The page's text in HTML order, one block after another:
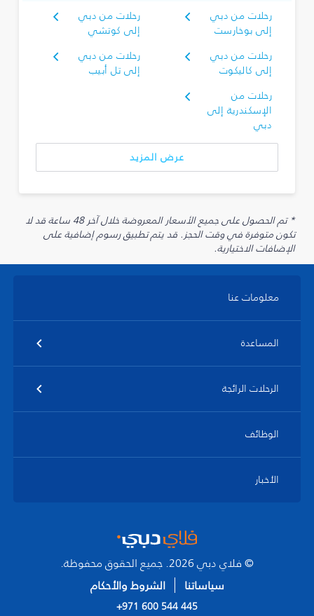
رحلات من دبي
إلى بوخارست
رحلات من دبي
إلى كوتشي
رحلات من دبي
إلى كاليكوت
رحلات من دبي
إلى تل أبيب
رحلات من
الإسكندرية إلى
دبي
عرض المزيد
* تم الحصول على جميع الأسعار المعروضة خلال آخر 48 ساعة قد لا
تكون متوفرة في وقت الحجز. قد يتم تطبيق رسوم إضافية على
الإضافات الاختيارية.
معلومات عنا
المساعدة
الرحلات الرائجة
الوظائف
الأخبار
© فلاي دبي 2026. جميع الحقوق محفوظة.
سياساتنا
الشروط والأحكام
+971 600 544 445